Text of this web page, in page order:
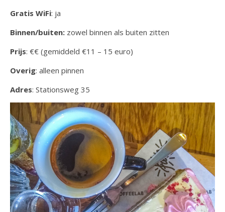
Gratis WiFi: ja
Binnen/buiten: zowel binnen als buiten zitten
Prijs: €€ (gemiddeld €11 – 15 euro)
Overig: alleen pinnen
Adres: Stationsweg 35